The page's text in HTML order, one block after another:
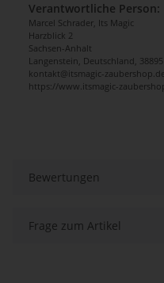
Verantwortliche Person:
Marcel Schrader, Its Magic
Harzblick 2
Sachsen-Anhalt
Langenstein, Deutschland, 38895
kontakt@itsmagic-zaubershop.de
https://www.itsmagic-
Bewertungen
Frage zum Artikel